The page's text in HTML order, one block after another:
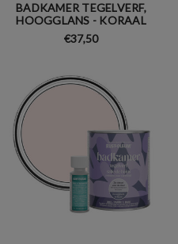
BADKAMER TEGELVERF,
HOOGGLANS - KORAAL
€37,50